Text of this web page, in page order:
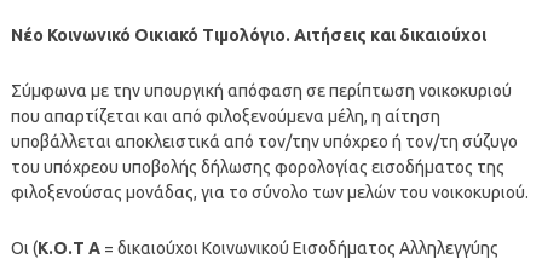
Νέο Κοινωνικό Οικιακό Τιμολόγιο. Αιτήσεις και δικαιούχοι
Σύμφωνα με την υπουργική απόφαση σε περίπτωση νοικοκυριού
που απαρτίζεται και από φιλοξενούμενα μέλη, η αίτηση
υποβάλλεται αποκλειστικά από τον/την υπόχρεο ή τον/τη σύζυγο
του υπόχρεου υποβολής δήλωσης φορολογίας εισοδήματος της
φιλοξενούσας μονάδας, για το σύνολο των μελών του νοικοκυριού.
Οι (Κ.Ο.Τ Α= δικαιούχοι Κοινωνικού Εισοδήματος Αλληλεγγύης